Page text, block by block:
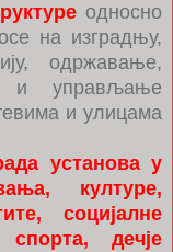
односно
на изградњу,
одржавање,
и управљање
и улицама
установа у
културе,
социјалне
дечје